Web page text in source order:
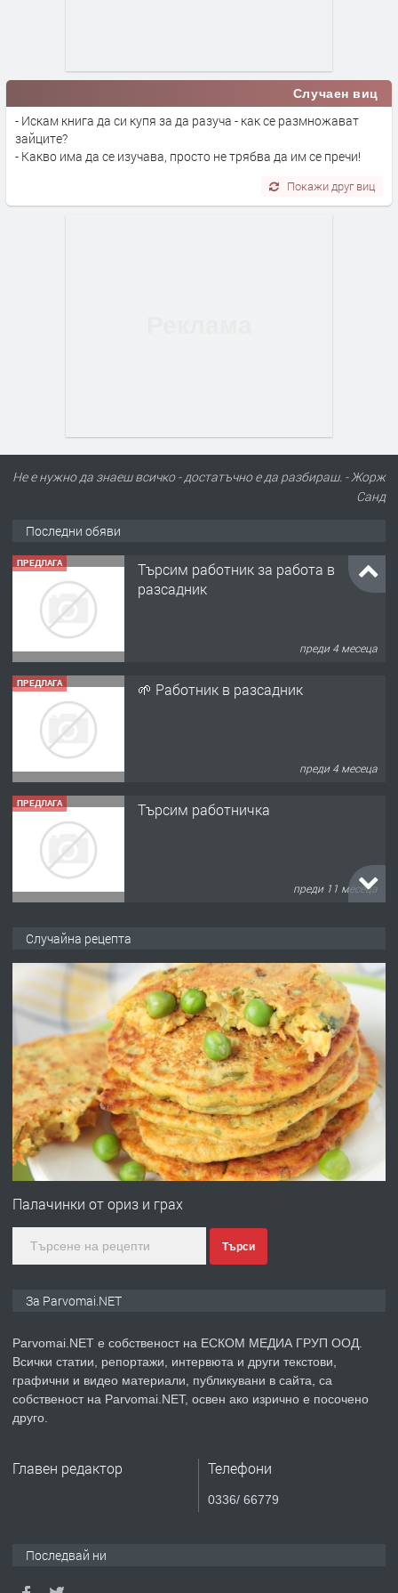
Случаен виц
- Искам книга да си купя за да разуча - как се размножават
зайците?
- Какво има да се изучава, просто не трябва да им се пречи!
Покажи друг виц
Не е нужно да знаеш всичко - достатъчно е да разбираш. - Жорж
Санд
Последни обяви
ПРЕДЛАГА
Търсим работник за работа в
разсадник
преди 4 месеца
ПРЕДЛАГА 🌱 Работник в разсадник
преди 4 месеца
ПРЕДЛАГА Търсим работничка
преди 11 месеца
преди 1 година
ПРЕДЛАГА Работа за общи работници
преди 1 година
ПРЕДЛАГА
Първи поход "По стъпките на Ангел
преди 1 година
ПРЕДЛАГА Уроци по Математика
Случайна рецепта
Палачинки от ориз и грах
Търси
За Parvomai.NET
Parvomai.NET е собственост на ЕСКОМ МЕДИА ГРУП ООД.
Всички статии, репортажи, интервюта и други текстови,
графични и видео материали, публикувани в сайта, са
собственост на Parvomai.NET, освен ако изрично е посочено
друго.
Главен редактор Телефони
0336/ 66779
Последвай ни